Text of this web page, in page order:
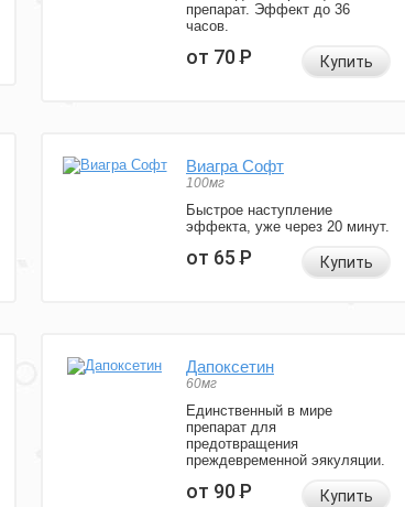
препарат. Эффект до 36
часов.
от 70Р Купить
Виагра Софт
100мг
Быстрое наступление
эффекта, уже через 20 минут.
от 65Р Купить
Дапоксетин
60мг
Единственный в мире
препарат для
предотвращения
преждевременной эякуляции.
от 90Р Купить